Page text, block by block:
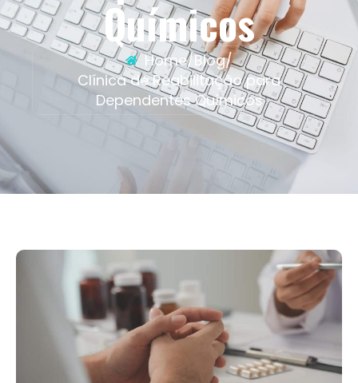
Químicos
Home/Blog/
Clínica de Reabilitação para
Dependentes Químicos